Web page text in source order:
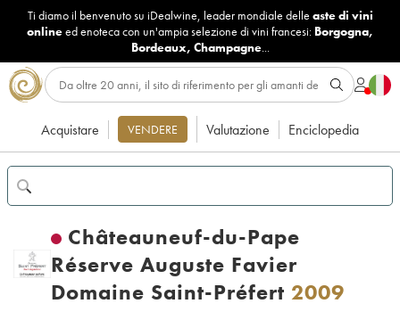
Ti diamo il benvenuto su iDealwine, leader mondiale delle aste di vini
onlineed enoteca con un'ampia selezione di vini francesi: Borgogna,
Bordeaux, Champagne...
Acquistare VENDERE Valutazione Enciclopedia
Châteauneuf-du-Pape
Réserve Auguste Favier
Domaine Saint-Préfert 2009